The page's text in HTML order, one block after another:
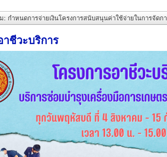
: กำหนดการจ่ายเงินโครงการสนับสนุนค่าใช้จ่ายในการจัดก
าชีวะบริการ